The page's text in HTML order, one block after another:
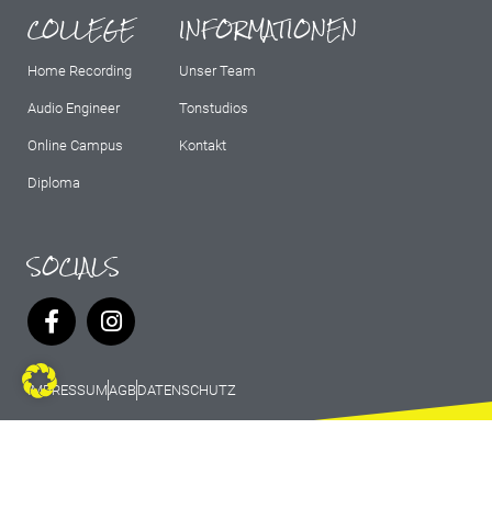
COLLEGE
Home Recording
Audio Engineer
Online Campus
Diploma
INFORMATIONEN
Unser Team
Tonstudios
Kontakt
SOCIALS
IMPRESSUMAGBDATENSCHUTZ